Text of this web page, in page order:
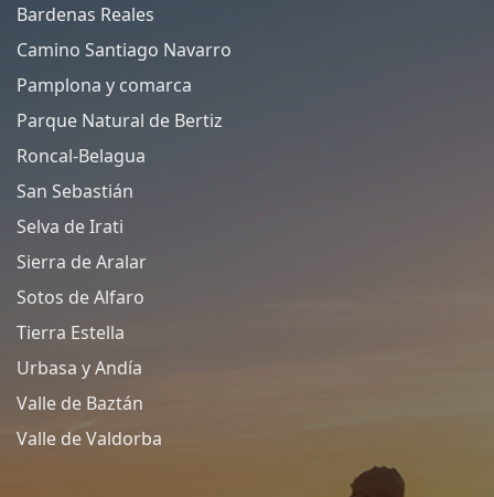
Bardenas Reales
Camino Santiago Navarro
Pamplona y comarca
Parque Natural de Bertiz
Roncal-Belagua
San Sebastián
Selva de Irati
Sierra de Aralar
Sotos de Alfaro
Tierra Estella
Urbasa y Andía
Valle de Baztán
Valle de Valdorba